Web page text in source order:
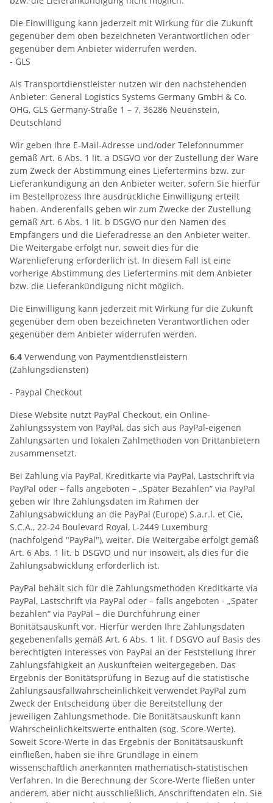
Die Einwilligung kann jederzeit mit Wirkung für die Zukunft
gegenüber dem oben bezeichneten Verantwortlichen oder
gegenüber dem Anbieter widerrufen werden.
- GLS
Als Transportdienstleister nutzen wir den nachstehenden
Anbieter: General Logistics Systems Germany GmbH & Co.
OHG, GLS Germany-Straße 1 – 7, 36286 Neuenstein,
Deutschland
Wir geben Ihre E-Mail-Adresse und/oder Telefonnummer
gemäß Art. 6 Abs. 1 lit. a DSGVO vor der Zustellung der Ware
zum Zweck der Abstimmung eines Liefertermins bzw. zur
Lieferankündigung an den Anbieter weiter, sofern Sie hierfür
im Bestellprozess Ihre ausdrückliche Einwilligung erteilt
haben. Anderenfalls geben wir zum Zwecke der Zustellung
gemäß Art. 6 Abs. 1 lit. b DSGVO nur den Namen des
Empfängers und die Lieferadresse an den Anbieter weiter.
Die Weitergabe erfolgt nur, soweit dies für die
Warenlieferung erforderlich ist. In diesem Fall ist eine
vorherige Abstimmung des Liefertermins mit dem Anbieter
bzw. die Lieferankündigung nicht möglich.
Die Einwilligung kann jederzeit mit Wirkung für die Zukunft
gegenüber dem oben bezeichneten Verantwortlichen oder
gegenüber dem Anbieter widerrufen werden.
6.4 Verwendung von Paymentdienstleistern
(Zahlungsdiensten)
- Paypal Checkout
Diese Website nutzt PayPal Checkout, ein Online-
Zahlungssystem von PayPal, das sich aus PayPal-eigenen
Zahlungsarten und lokalen Zahlmethoden von Drittanbietern
zusammensetzt.
Bei Zahlung via PayPal, Kreditkarte via PayPal, Lastschrift via
PayPal oder – falls angeboten – „Später Bezahlen“ via PayPal
geben wir Ihre Zahlungsdaten im Rahmen der
Zahlungsabwicklung an die PayPal (Europe) S.a.r.l. et Cie,
S.C.A., 22-24 Boulevard Royal, L-2449 Luxemburg
(nachfolgend "PayPal"), weiter. Die Weitergabe erfolgt gemäß
Art. 6 Abs. 1 lit. b DSGVO und nur insoweit, als dies für die
Zahlungsabwicklung erforderlich ist.
PayPal behält sich für die Zahlungsmethoden Kreditkarte via
PayPal, Lastschrift via PayPal oder – falls angeboten - „Später
bezahlen“ via PayPal – die Durchführung einer
Bonitätsauskunft vor. Hierfür werden Ihre Zahlungsdaten
gegebenenfalls gemäß Art. 6 Abs. 1 lit. f DSGVO auf Basis des
berechtigten Interesses von PayPal an der Feststellung Ihrer
Zahlungsfähigkeit an Auskunfteien weitergegeben. Das
Ergebnis der Bonitätsprüfung in Bezug auf die statistische
Zahlungsausfallwahrscheinlichkeit verwendet PayPal zum
Zweck der Entscheidung über die Bereitstellung der
jeweiligen Zahlungsmethode. Die Bonitätsauskunft kann
Wahrscheinlichkeitswerte enthalten (sog. Score-Werte).
Soweit Score-Werte in das Ergebnis der Bonitätsauskunft
einfließen, haben sie ihre Grundlage in einem
wissenschaftlich anerkannten mathematisch-statistischen
Verfahren. In die Berechnung der Score-Werte fließen unter
anderem, aber nicht ausschließlich, Anschriftendaten ein. Sie